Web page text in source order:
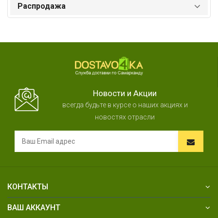
Распродажа
Новости и Акции
всегда будьте в курсе о наших акциях и
новостях отрасли
КОНТАКТЫ
ВАШ АККАУНТ